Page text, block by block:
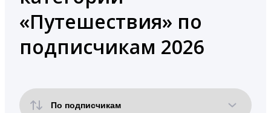
«Путешествия» по
подписчикам 2026